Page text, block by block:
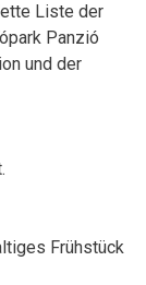
Liste der
Panzió
und der
Frühstück